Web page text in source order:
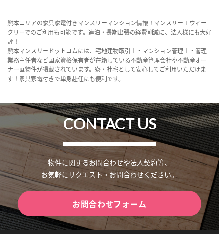
熊本エリアの家具家電付きマンスリーマンション情報！マンスリー＋ウィー
クリーでのご利用も可能です。連泊・長期出張の経費削減に、法人様にも大好
評！
熊本マンスリードットコムには、宅地建物取引士・マンション管理士・管理
業務主任者など国家資格保有者が在籍している不動産管理会社や不動産オー
ナー直物件が掲載されています。寮・社宅として安心してご利用いただけま
す！家具家電付きで単身赴任にも便利です。
CONTACT US
物件に関するお問合わせや法人契約等、
お気軽にリクエスト・お問合わせください。
お問合わせフォーム